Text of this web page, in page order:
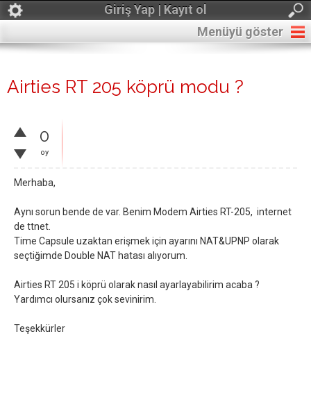
Giriş Yap | Kayıt ol
Menüyü göster
Airties RT 205 köprü modu ?
0
oy
Merhaba,
Aynı sorun bende de var. Benim Modem Airties RT-205, internet
de ttnet.
Time Capsule uzaktan erişmek için ayarını NAT&UPNP olarak
seçtiğimde Double NAT hatası alıyorum.
Airties RT 205 i köprü olarak nasıl ayarlayabilirim acaba ?
Yardımcı olursanız çok sevinirim.
Teşekkürler